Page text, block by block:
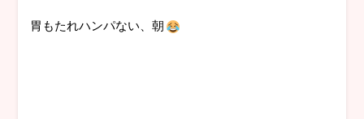
胃もたれハンパない、朝